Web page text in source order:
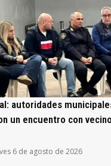
autoridades
un encuentro con
6 de agosto de 2026